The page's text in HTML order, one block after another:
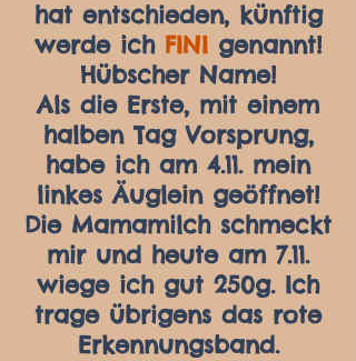
hat entschieden, künftig
werde ich FINI genannt!
Hübscher Name!
Als die Erste, mit einem
halben Tag Vorsprung,
habe ich am 4.11. mein
linkes Äuglein geöffnet!
Die Mamamilch schmeckt
mir und heute am 7.11.
wiege ich gut 250g. Ich
trage übrigens das rote
Erkennungsband.